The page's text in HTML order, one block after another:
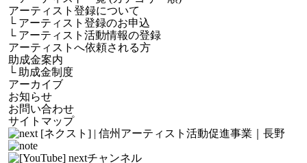
アーティスト登録について
└ アーティスト登録のお申込
└ アーティスト活動情報の登録
アーティストへ依頼される方
助成金案内
└ 助成金制度
アーカイブ
お知らせ
お問い合わせ
サイトマップ